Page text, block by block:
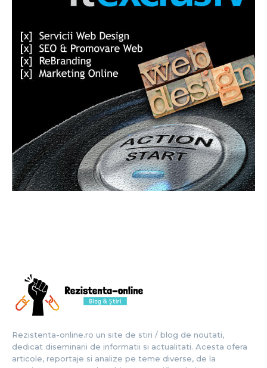
Rezistenta-online.ro un site de stiri / blog de noutati,
dedicat diseminarii de informatii si actualitati. Acesta ofera
articole, reportaje si analize pe teme diverse, de la